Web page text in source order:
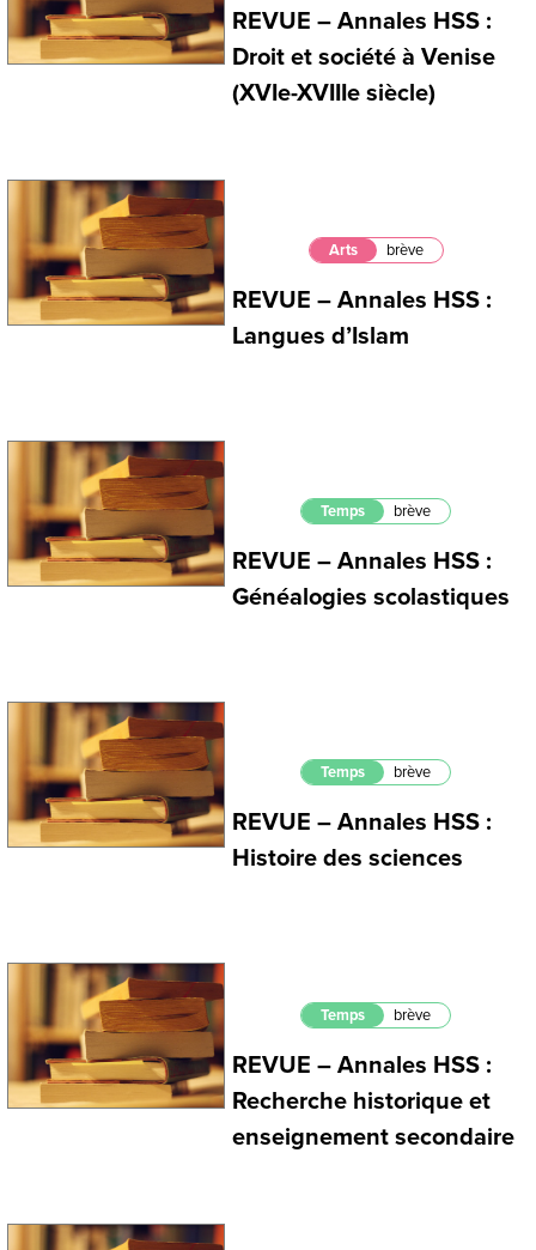
REVUE – Annales HSS :
Droit et société à Venise
(XVIe-XVIIIe siècle)
Arts brève
REVUE – Annales HSS :
Langues d’Islam
Temps brève
REVUE – Annales HSS :
Généalogies scolastiques
Temps brève
REVUE – Annales HSS :
Histoire des sciences
Temps brève
REVUE – Annales HSS :
Recherche historique et
enseignement secondaire